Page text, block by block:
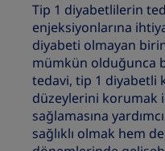
Tip 1 diyabetlilerin
enjeksiyonlarına
diyabeti olmayan
mümkün olduğunca
tedavi, tip 1 diyabetli
düzeylerini korumak
sağlamasına
sağlıklı olmak hem